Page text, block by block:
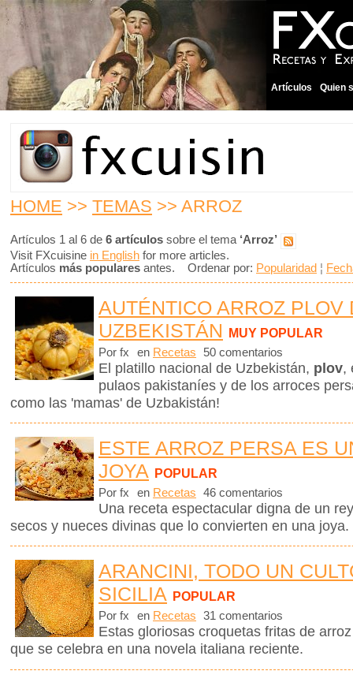
Artículos Quien
HOME >> TEMAS >> ARROZ
Artículos 1 al 6 de 6 artículos sobre el tema ‘Arroz’
Visit FXcuisine in English for more articles.
Artículos más populares antes. Ordenar por: Popularidad ¦
AUTÉNTICO ARROZ PLOV
UZBEKISTÁN MUY POPULAR
Por fx en Recetas 50 comentarios
El platillo nacional de Uzbekistán, plov,
pulaos pakistaníes y de los arroces
como las 'mamas' de Uzbakistán!
ESTE ARROZ PERSA ES
JOYA POPULAR
Por fx en Recetas 46 comentarios
Una receta espectacular digna de un
secos y nueces divinas que lo convierten en una
ARANCINI, TODO UN
SICILIA
POPULAR
Por fx en Recetas 31 comentarios
Estas gloriosas croquetas fritas de
que se celebra en una novela italiana reciente.